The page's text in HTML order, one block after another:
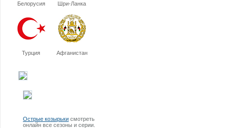
Белорусия Шри-Ланка
Турция Афганистан
Острые козырьки смотреть
онлайн все сезоны и серии.